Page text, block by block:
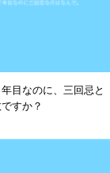
目なのに、三回忌と
すか？